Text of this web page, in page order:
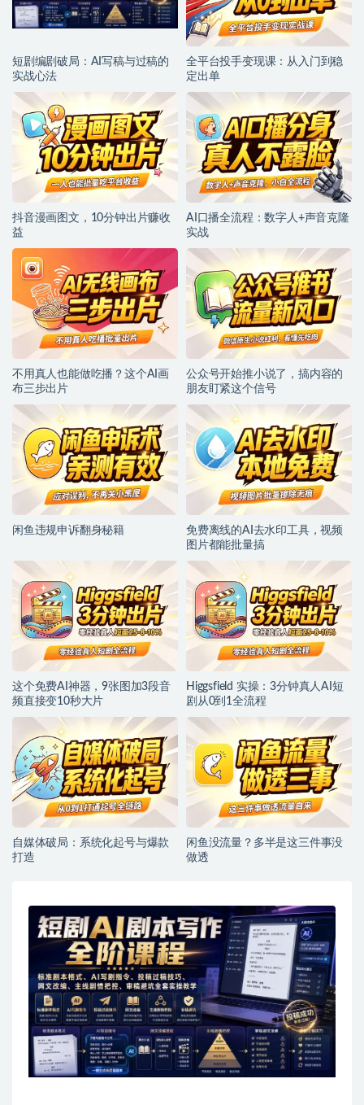
短剧编剧破局：AI写稿与过稿的
实战心法
全平台投手变现课：从入门到稳
定出单
抖音漫画图文，10分钟出片赚收
益
AI口播全流程：数字人+声音克隆
实战
不用真人也能做吃播？这个AI画
布三步出片
公众号开始推小说了，搞内容的
朋友盯紧这个信号
闲鱼违规申诉翻身秘籍
免费离线的AI去水印工具，视频
图片都能批量搞
这个免费AI神器，9张图加3段音
频直接变10秒大片
Higgsfield 实操：3分钟真人AI短
剧从0到1全流程
自媒体破局：系统化起号与爆款
打造
闲鱼没流量？多半是这三件事没
做透